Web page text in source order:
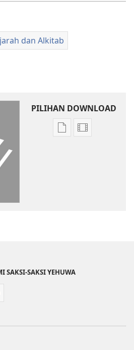
dan Alkitab
PILIHAN DOWNLOAD
PilihanPilihan
SAKSI-SAKSI YEHUWA